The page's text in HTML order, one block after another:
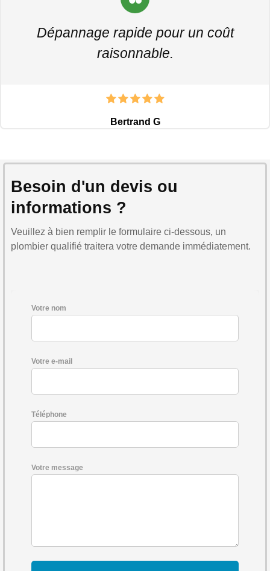
Dépannage rapide pour un coût
raisonnable.
Bertrand G
Besoin d'un devis ou
informations ?
Veuillez à bien remplir le formulaire ci-dessous, un
plombier qualifié traitera votre demande immédiatement.
Votre nom
Votre e-mail
Téléphone
Votre message